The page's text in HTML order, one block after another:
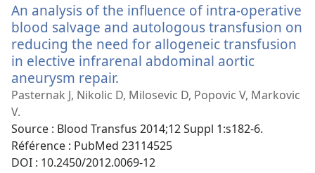
fenêtre)
An analysis of the influence of intra-operative
blood salvage and autologous transfusion on
reducing the need for allogeneic transfusion
in elective infrarenal abdominal aortic
aneurysm repair.
une
fenêtre)
Pasternak J, Nikolic D, Milosevic D, Popovic V, Markovic
V.
Source ‎: Blood Transfus 2014;12 Suppl 1:s182-6.
Référence ‎: PubMed 23114525
DOI ‎: 10.2450/2012.0069-12